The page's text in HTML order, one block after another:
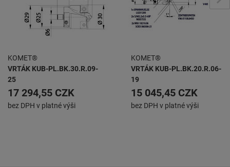
KOMET®
VRTÁK KUB-PL.BK.30.R.09-
25
17 294,55 CZK
bez DPH v platné výši
KOMET®
VRTÁK KUB-PL.BK.20.R.06-
19
15 045,45 CZK
bez DPH v platné výši